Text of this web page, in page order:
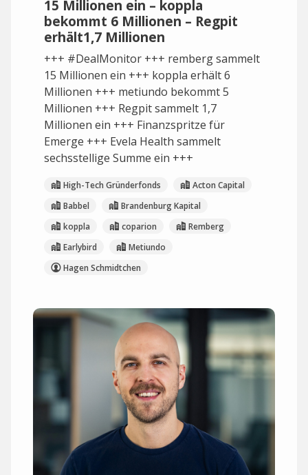
15 Millionen ein – koppla
bekommt 6 Millionen – Regpit
erhält1,7 Millionen
+++ #DealMonitor +++ remberg sammelt
15 Millionen ein +++ koppla erhält 6
Millionen +++ metiundo bekommt 5
Millionen +++ Regpit sammelt 1,7
Millionen ein +++ Finanzspritze für
Emerge +++ Evela Health sammelt
sechsstellige Summe ein +++
High-Tech Gründerfonds
Acton Capital
Babbel
Brandenburg Kapital
koppla
coparion
Remberg
Earlybird
Metiundo
Hagen Schmidtchen